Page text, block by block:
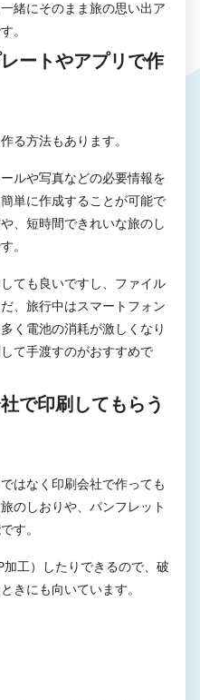
緒にそのまま旅の思い出ア
。
ートやアプリで作
る方法もあります。
ルや写真などの必要情報を
単に作成することが可能で
、短時間できれいな旅のし
。
ても良いですし、ファイル
、旅行中はスマートフォン
く電池の消耗が激しくなり
て手渡すのがおすすめで
で印刷してもらう
はなく印刷会社で作っても
のしおりや、パンフレット
す。
工）したりできるので、破
きにも向いています。